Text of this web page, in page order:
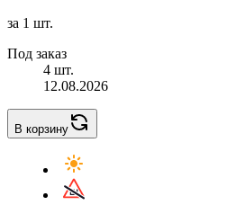
за 1 шт.
Под заказ
4 шт.
12.08.2026
В корзину